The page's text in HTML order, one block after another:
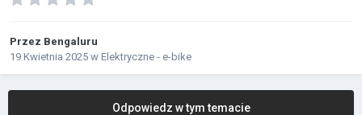
Przez Bengaluru
19 Kwietnia 2025 w Elektryczne - e-bike
Odpowiedz w tym temacie